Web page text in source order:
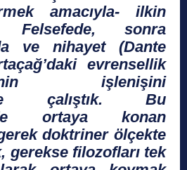
amacıyla- ilkin
Felsefede, sonra
ve nihayet (Dante
evrensellik
işlenişini
çalıştık. Bu
ortaya konan
doktriner ölçekte
gerekse filozofları tek